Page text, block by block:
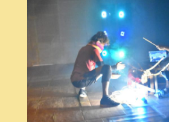
© Dudu Lobato